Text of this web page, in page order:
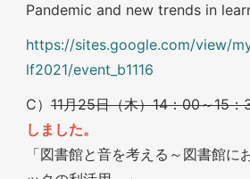
Pandemic and new trends in
https://sites.google.com/view/
lf2021/event_b1116
C）11月25日（木）14：00～15：
しました。
「図書館と音を考える～図書館に